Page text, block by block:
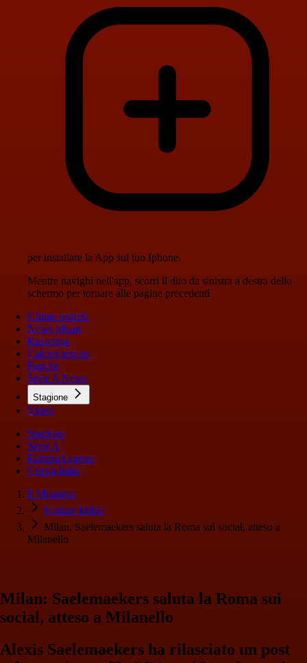
per installare la App sul tuo Iphone.
Mentre navighi nell'app, scorri il dito da sinistra a destra dello
schermo per tornare alle pagine precedenti
Ultime notizie
News Milan
Rassegna
Calciomercato
Pagelle
Serie A News
Stagione
Video
Stagione
Serie A
Europa League
Coppa Italia
Il Milanista
Notizie Milan
Milan: Saelemaekers saluta la Roma sui social, atteso a
Milanello
Milan: Saelemaekers saluta la Roma sui
social, atteso a Milanello
Alexis Saelemaekers ha rilasciato un post